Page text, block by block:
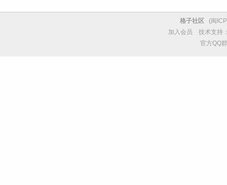
格子社区 (闽
加入会员
技术支持
官方QQ